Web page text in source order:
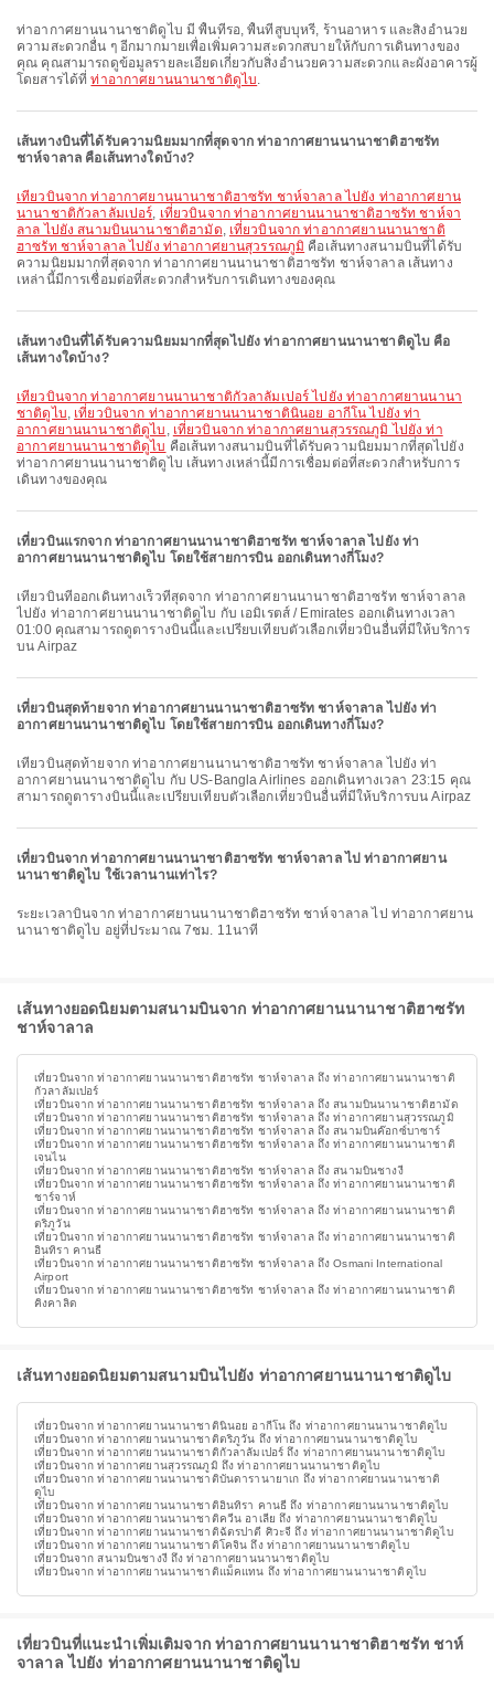
ท่าอากาศยานนานาชาติดูไบ มี พื้นที่รอ, พื้นที่สูบบุหรี่, ร้านอาหาร และสิ่งอำนวย
ความสะดวกอื่น ๆ อีกมากมายเพื่อเพิ่มความสะดวกสบายให้กับการเดินทางของ
คุณ คุณสามารถดูข้อมูลรายละเอียดเกี่ยวกับสิ่งอำนวยความสะดวกและผังอาคารผู้
โดยสารได้ที่ท่าอากาศยานนานาชาติดูไบ.
เส้นทางบินที่ได้รับความนิยมมากที่สุดจาก ท่าอากาศยานนานาชาติฮาซรัท
ชาห์จาลาล คือเส้นทางใดบ้าง?
เที่ยวบินจาก ท่าอากาศยานนานาชาติฮาซรัท ชาห์จาลาล ไปยัง ท่าอากาศยาน
นานาชาติกัวลาลัมเปอร์, เที่ยวบินจาก ท่าอากาศยานนานาชาติฮาซรัท ชาห์จา
ลาล ไปยัง สนามบินนานาชาติฮามัด, เที่ยวบินจาก ท่าอากาศยานนานาชาติ
ฮาซรัท ชาห์จาลาล ไปยัง ท่าอากาศยานสุวรรณภูมิ คือเส้นทางสนามบินที่ได้รับ
ความนิยมมากที่สุดจาก ท่าอากาศยานนานาชาติฮาซรัท ชาห์จาลาล เส้นทาง
เหล่านี้มีการเชื่อมต่อที่สะดวกสำหรับการเดินทางของคุณ
เส้นทางบินที่ได้รับความนิยมมากที่สุดไปยัง ท่าอากาศยานนานาชาติดูไบ คือ
เส้นทางใดบ้าง?
เที่ยวบินจาก ท่าอากาศยานนานาชาติกัวลาลัมเปอร์ ไปยัง ท่าอากาศยานนานา
ชาติดูไบ, เที่ยวบินจาก ท่าอากาศยานนานาชาตินินอย อากีโน ไปยัง ท่า
อากาศยานนานาชาติดูไบ , เที่ยวบินจาก ท่าอากาศยานสุวรรณภูมิ ไปยัง ท่า
อากาศยานนานาชาติดูไบ คือเส้นทางสนามบินที่ได้รับความนิยมมากที่สุดไปยัง
ท่าอากาศยานนานาชาติดูไบ เส้นทางเหล่านี้มีการเชื่อมต่อที่สะดวกสำหรับการ
เดินทางของคุณ
เที่ยวบินแรกจาก ท่าอากาศยานนานาชาติฮาซรัท ชาห์จาลาล ไปยัง ท่า
อากาศยานนานาชาติดูไบ โดยใช้สายการบิน ออกเดินทางกี่โมง?
เที่ยวบินที่ออกเดินทางเร็วที่สุดจาก ท่าอากาศยานนานาชาติฮาซรัท ชาห์จาลาล
ไปยัง ท่าอากาศยานนานาชาติดูไบ กับ เอมิเรตส์ / Emirates ออกเดินทางเวลา
01:00 คุณสามารถดูตารางบินนี้และเปรียบเทียบตัวเลือกเที่ยวบินอื่นที่มีให้บริการ
บน Airpaz
เที่ยวบินสุดท้ายจาก ท่าอากาศยานนานาชาติฮาซรัท ชาห์จาลาล ไปยัง ท่า
อากาศยานนานาชาติดูไบ โดยใช้สายการบิน ออกเดินทางกี่โมง?
เที่ยวบินสุดท้ายจาก ท่าอากาศยานนานาชาติฮาซรัท ชาห์จาลาล ไปยัง ท่า
อากาศยานนานาชาติดูไบ กับ US-Bangla Airlines ออกเดินทางเวลา 23:15 คุณ
สามารถดูตารางบินนี้และเปรียบเทียบตัวเลือกเที่ยวบินอื่นที่มีให้บริการบน Airpaz
เที่ยวบินจาก ท่าอากาศยานนานาชาติฮาซรัท ชาห์จาลาล ไป ท่าอากาศยาน
นานาชาติดูไบ ใช้เวลานานเท่าไร?
ระยะเวลาบินจาก ท่าอากาศยานนานาชาติฮาซรัท ชาห์จาลาล ไป ท่าอากาศยาน
นานาชาติดูไบ อยู่ที่ประมาณ 7ชม. 11นาที
เส้นทางยอดนิยมตามสนามบินจาก ท่าอากาศยานนานาชาติฮาซรัท
ชาห์จาลาล
เที่ยวบินจาก ท่าอากาศยานนานาชาติฮาซรัท ชาห์จาลาล ถึง ท่าอากาศยานนานาชาติ
กัวลาลัมเปอร์
เที่ยวบินจาก ท่าอากาศยานนานาชาติฮาซรัท ชาห์จาลาล ถึง สนามบินนานาชาติฮามัด
เที่ยวบินจาก ท่าอากาศยานนานาชาติฮาซรัท ชาห์จาลาล ถึง ท่าอากาศยานสุวรรณภูมิ
เที่ยวบินจาก ท่าอากาศยานนานาชาติฮาซรัท ชาห์จาลาล ถึง สนามบินค๊อกซ์บาซาร์
เที่ยวบินจาก ท่าอากาศยานนานาชาติฮาซรัท ชาห์จาลาล ถึง ท่าอากาศยานนานาชาติ
เจนไน
เที่ยวบินจาก ท่าอากาศยานนานาชาติฮาซรัท ชาห์จาลาล ถึง สนามบินชางงี
เที่ยวบินจาก ท่าอากาศยานนานาชาติฮาซรัท ชาห์จาลาล ถึง ท่าอากาศยานนานาชาติ
ชาร์จาห์
เที่ยวบินจาก ท่าอากาศยานนานาชาติฮาซรัท ชาห์จาลาล ถึง ท่าอากาศยานนานาชาติ
ตริภูวัน
เที่ยวบินจาก ท่าอากาศยานนานาชาติฮาซรัท ชาห์จาลาล ถึง ท่าอากาศยานนานาชาติ
อินทิรา คานธี
เที่ยวบินจาก ท่าอากาศยานนานาชาติฮาซรัท ชาห์จาลาล ถึง Osmani International
Airport
เที่ยวบินจาก ท่าอากาศยานนานาชาติฮาซรัท ชาห์จาลาล ถึง ท่าอากาศยานนานาชาติ
คิงคาลิด
เส้นทางยอดนิยมตามสนามบินไปยัง ท่าอากาศยานนานาชาติดูไบ
เที่ยวบินจาก ท่าอากาศยานนานาชาตินินอย อากีโน ถึง ท่าอากาศยานนานาชาติดูไบ
เที่ยวบินจาก ท่าอากาศยานนานาชาติตริภูวัน ถึง ท่าอากาศยานนานาชาติดูไบ
เที่ยวบินจาก ท่าอากาศยานนานาชาติกัวลาลัมเปอร์ ถึง ท่าอากาศยานนานาชาติดูไบ
เที่ยวบินจาก ท่าอากาศยานสุวรรณภูมิ ถึง ท่าอากาศยานนานาชาติดูไบ
เที่ยวบินจาก ท่าอากาศยานนานาชาติบันดารานายาเก ถึง ท่าอากาศยานนานาชาติ
ดูไบ
เที่ยวบินจาก ท่าอากาศยานนานาชาติอินทิรา คานธี ถึง ท่าอากาศยานนานาชาติดูไบ
เที่ยวบินจาก ท่าอากาศยานนานาชาติควีน อาเลีย ถึง ท่าอากาศยานนานาชาติดูไบ
เที่ยวบินจาก ท่าอากาศยานนานาชาติฉัตรปาตี ศิวะจี ถึง ท่าอากาศยานนานาชาติดูไบ
เที่ยวบินจาก ท่าอากาศยานนานาชาติโคจิน ถึง ท่าอากาศยานนานาชาติดูไบ
เที่ยวบินจาก สนามบินชางงี ถึง ท่าอากาศยานนานาชาติดูไบ
เที่ยวบินจาก ท่าอากาศยานนานาชาติแม็คแทน ถึง ท่าอากาศยานนานาชาติดูไบ
เที่ยวบินที่แนะนำเพิ่มเติมจาก ท่าอากาศยานนานาชาติฮาซรัท ชาห์
จาลาล ไปยัง ท่าอากาศยานนานาชาติดูไบ